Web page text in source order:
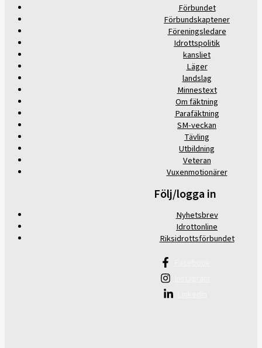
Förbundet
Förbundskaptener
Föreningsledare
Idrottspolitik
kansliet
Läger
landslag
Minnestext
Om fäktning
Parafäktning
SM-veckan
Tävling
Utbildning
Veteran
Vuxenmotionärer
Följ/logga in
Nyhetsbrev
Idrottonline
Riksidrottsförbundet